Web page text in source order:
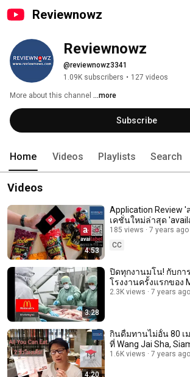
Reviewnowz
Reviewnowz
@reviewnowz3341
1.09K subscribers • 127 videos
More about this channel ...more
Subscribe
Home Videos Playlists Search
Videos
4:53
Application Review '
เคชั่นใหม่ล่าสุด
อดความอร่อยจาก
185 views
7 years ago
CC
3:28
ปิดทุกงานมโน! กับกา
โรงงานครั้งแรกของ
2.3K views 7 years ago
4:20
กินดื่มทานไม่อั้น 80 เ
ที่ Wang Jai Sha,
1.6K views 7 years ago